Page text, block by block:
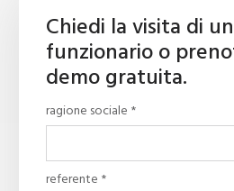
Chiedi la visita di
funzionario o
demo gratuita.
ragione sociale *
referente *